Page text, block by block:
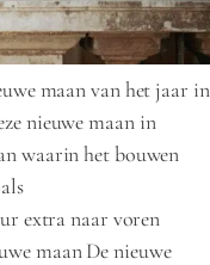
maan van het jaar in
nieuwe maan in
waarin het bouwen
extra naar voren
maan De nieuwe